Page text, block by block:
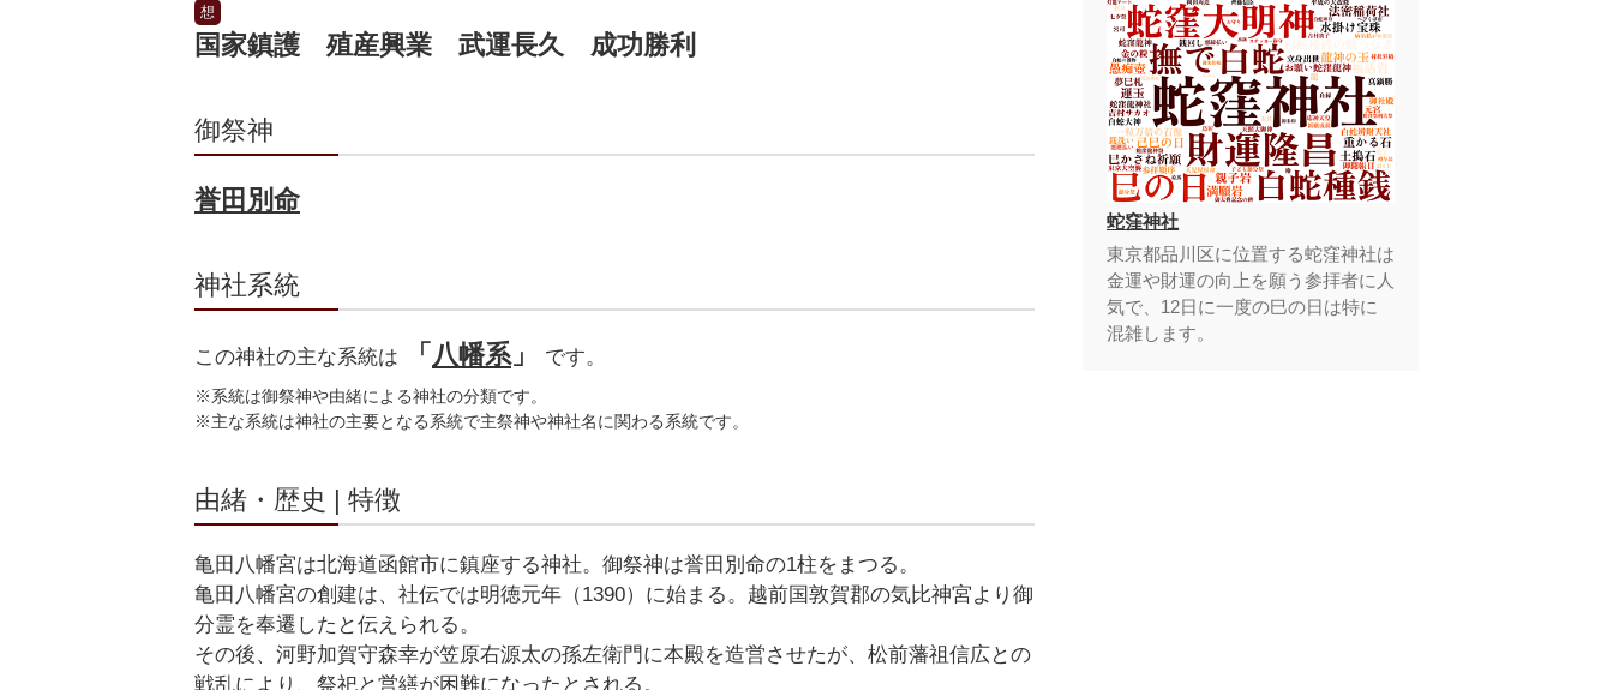
想
国家鎮護 殖産興業 武運長久 成功勝利
御祭神
誉田別命
神社系統
この神社の主な系統は 「 八幡系」 です。
※系統は御祭神や由緒による神社の分類です。
※主な系統は神社の主要となる系統で主祭神や神社名に関わる系統です。
由緒・歴史 | 特徴
亀田八幡宮は北海道函館市に鎮座する神社。御祭神は誉田別命の1柱をまつる。
亀田八幡宮の創建は、社伝では明徳元年（1390）に始まる。越前国敦賀郡の気比神宮より御
分霊を奉遷したと伝えられる。
その後、河野加賀守森幸が笠原右源太の孫左衛門に本殿を造営させたが、松前藩祖信広との
戦乱により、祭祀と営繕が困難になったとされる。
蛇窪神社
東京都品川区に位置する蛇窪神社は
金運や財運の向上を願う参拝者に人
気で、12日に一度の巳の日は特に
混雑します。